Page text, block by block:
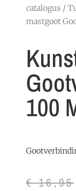
catalogus /
mastgoot
100
€16,95